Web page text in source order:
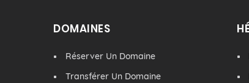
DOMAINES
Réserver Un Domaine
Transférer Un Domaine